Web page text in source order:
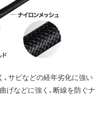
サビなどの経年劣化に強い
げなどに強く、断線を防ぐナ